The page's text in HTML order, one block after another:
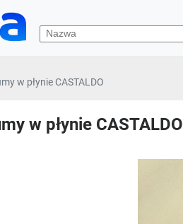
w płynie CASTALDO
w płynie CASTALDO